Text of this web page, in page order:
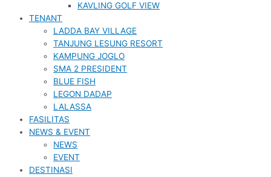
KAVLING GOLF VIEW
TENANT
LADDA BAY VILLAGE
TANJUNG LESUNG RESORT
KAMPUNG JOGLO
SMA 2 PRESIDENT
BLUE FISH
LEGON DADAP
LALASSA
FASILITAS
NEWS & EVENT
NEWS
EVENT
DESTINASI